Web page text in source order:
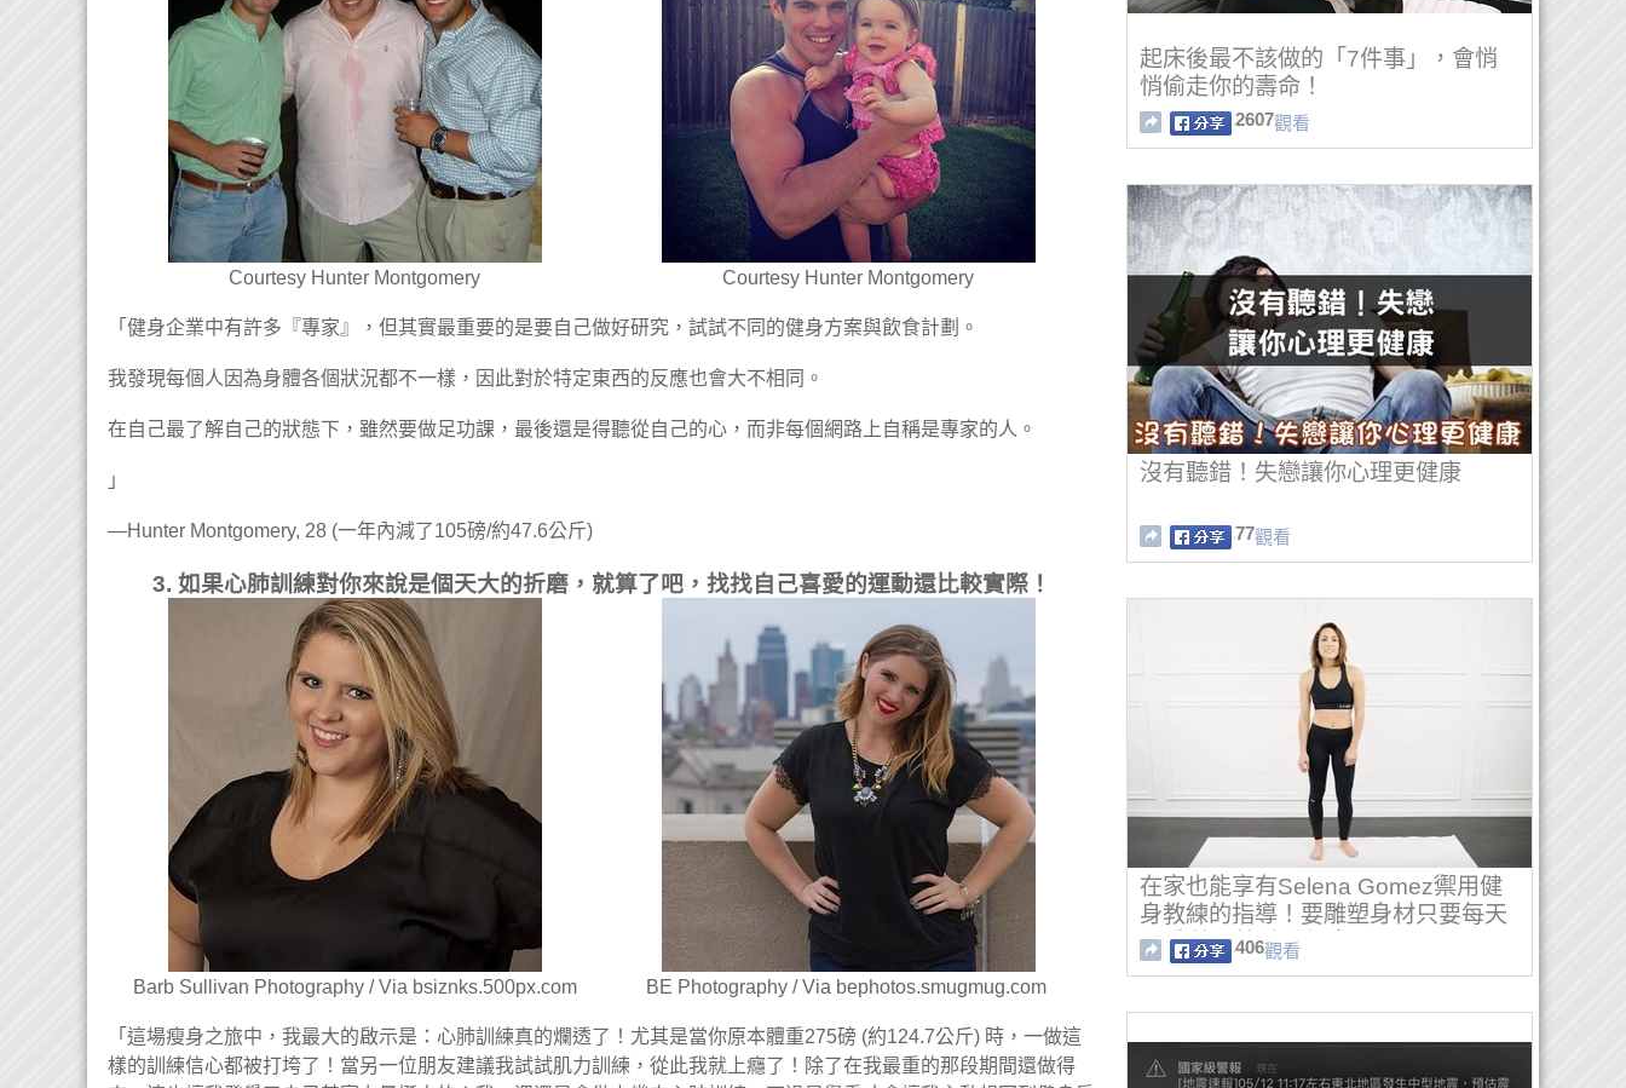
Courtesy Hunter Montgomery Courtesy Hunter Montgomery
「健身企業中有許多『專家』，但其實最重要的是要自己做好研究，試試不同的健身方案與飲食計劃。
我發現每個人因為身體各個狀況都不一樣，因此對於特定東西的反應也會大不相同。
在自己最了解自己的狀態下，雖然要做足功課，最後還是得聽從自己的心，而非每個網路上自稱是專家的人。
」
—Hunter Montgomery, 28 (一年內減了105磅/約47.6公斤)
3. 如果心肺訓練對你來說是個天大的折磨，就算了吧，找找自己喜愛的運動還比較實際！
Barb Sullivan Photography / Via bsiznks.500px.com BE Photography / Via bephotos.smugmug.com
「這場瘦身之旅中，我最大的啟示是：心肺訓練真的爛透了！尤其是當你原本體重275磅 (約124.7公斤) 時，一做這
樣的訓練信心都被打垮了！當另一位朋友建議我試試肌力訓練，從此我就上癮了！除了在我最重的那段期間還做得
起床後最不該做的「7件事」，會悄
悄偷走你的壽命！
2607觀看
沒有聽錯！失戀讓你心理更健康
77觀看
在家也能享有Selena Gomez禦用健
身教練的指導！要雕塑身材只要每天
10分鐘，快點動起來！
406觀看